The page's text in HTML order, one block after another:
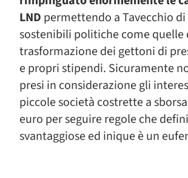
LND permettendo a Tavecchio
sostenibili politiche come quelle
trasformazione dei gettoni di
e propri stipendi. Sicuramente
presi in considerazione gli
piccole società costrette a
euro per seguire regole che
svantaggiose ed inique è un